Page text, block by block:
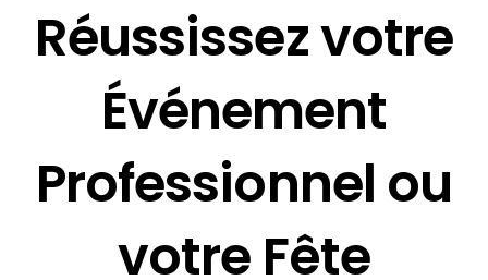
Réussissez votre
Événement
Professionnel ou
votre Fête